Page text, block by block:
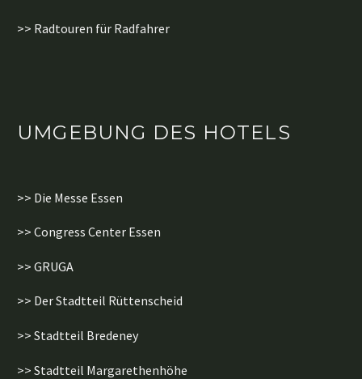
>> Radtouren für Radfahrer
UMGEBUNG DES HOTELS
>> Die Messe Essen
>> Congress Center Essen
>> GRUGA
>> Der Stadtteil Rüttenscheid
>> Stadtteil Bredeney
>> Stadtteil Margarethenhöhe